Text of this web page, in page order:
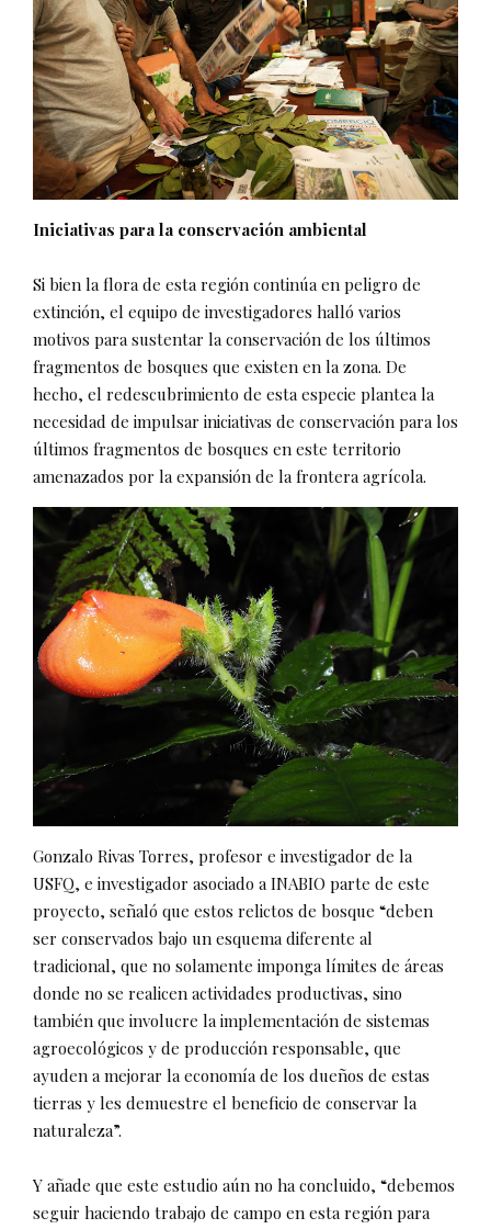
Iniciativas para la conservación ambiental
Si bien la flora de esta región continúa en peligro de
extinción, el equipo de investigadores halló varios
motivos para sustentar la conservación de los últimos
fragmentos de bosques que existen en la zona. De
hecho, el redescubrimiento de esta especie plantea la
necesidad de impulsar iniciativas de conservación para los
últimos fragmentos de bosques en este territorio
amenazados por la expansión de la frontera agrícola.
Gonzalo Rivas Torres, profesor e investigador de la
USFQ, e investigador asociado a INABIO parte de este
proyecto, señaló que estos relictos de bosque “deben
ser conservados bajo un esquema diferente al
tradicional, que no solamente imponga límites de áreas
donde no se realicen actividades productivas, sino
también que involucre la implementación de sistemas
agroecológicos y de producción responsable, que
ayuden a mejorar la economía de los dueños de estas
tierras y les demuestre el beneficio de conservar la
naturaleza”.
Y añade que este estudio aún no ha concluido, “debemos
seguir haciendo trabajo de campo en esta región para